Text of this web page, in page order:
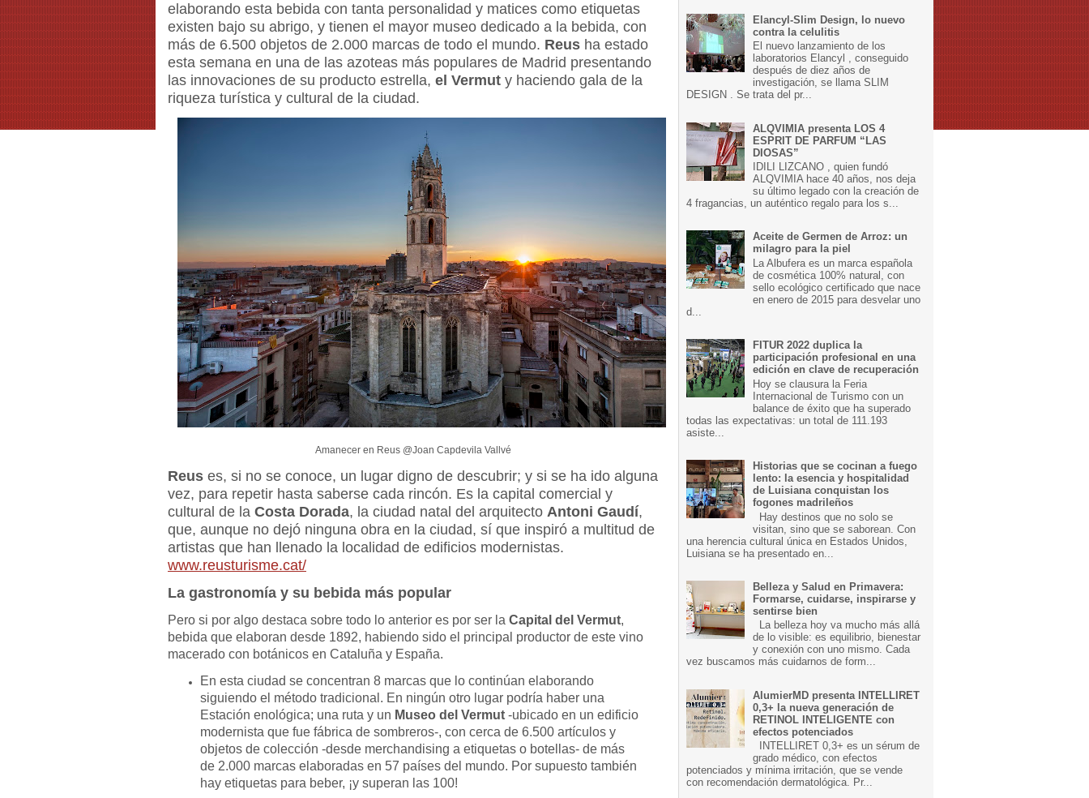
elaborando esta bebida con tanta personalidad y matices como etiquetas
existen bajo su abrigo, y tienen el mayor museo dedicado a la bebida, con
más de 6.500 objetos de 2.000 marcas de todo el mundo. Reus ha estado
esta semana en una de las azoteas más populares de Madrid presentando
las innovaciones de su producto estrella, el Vermut y haciendo gala de la
riqueza turística y cultural de la ciudad.
Amanecer en Reus @Joan Capdevila Vallvé
Reus es, si no se conoce, un lugar digno de descubrir; y si se ha ido alguna
vez, para repetir hasta saberse cada rincón. Es la capital comercial y
cultural de la Costa Dorada, la ciudad natal del arquitecto Antoni Gaudí,
que, aunque no dejó ninguna obra en la ciudad, sí que inspiró a multitud de
artistas que han llenado la localidad de edificios modernistas.
www.reusturisme.cat/
La gastronomía y su bebida más popular
Pero si por algo destaca sobre todo lo anterior es por ser la Capital del Vermut,
bebida que elaboran desde 1892, habiendo sido el principal productor de este vino
macerado con botánicos en Cataluña y España.
En esta ciudad se concentran 8 marcas que lo continúan elaborando
siguiendo el método tradicional. En ningún otro lugar podría haber una
Estación enológica; una ruta y un Museo del Vermut -ubicado en un edificio
modernista que fue fábrica de sombreros-, con cerca de 6.500 artículos y
objetos de colección -desde merchandising a etiquetas o botellas- de más
de 2.000 marcas elaboradas en 57 países del mundo. Por supuesto también
hay etiquetas para beber, ¡y superan las 100!
Elancyl-Slim Design, lo nuevo
contra la celulitis
El nuevo lanzamiento de los
laboratorios Elancyl , conseguido
después de diez años de
investigación, se llama SLIM
DESIGN . Se trata del pr...
ALQVIMIA presenta LOS 4
ESPRIT DE PARFUM “LAS
DIOSAS”
IDILI LIZCANO , quien fundó
ALQVIMIA hace 40 años, nos deja
su último legado con la creación de
4 fragancias, un auténtico regalo para los s...
Aceite de Germen de Arroz: un
milagro para la piel
La Albufera es un marca española
de cosmética 100% natural, con
sello ecológico certificado que nace
en enero de 2015 para desvelar uno
d...
FITUR 2022 duplica la
participación profesional en una
edición en clave de recuperación
Hoy se clausura la Feria
Internacional de Turismo con un
balance de éxito que ha superado
todas las expectativas: un total de 111.193
asiste...
Historias que se cocinan a fuego
lento: la esencia y hospitalidad
de Luisiana conquistan los
fogones madrileños
Hay destinos que no solo se
visitan, sino que se saborean. Con
una herencia cultural única en Estados Unidos,
Luisiana se ha presentado en...
Belleza y Salud en Primavera:
Formarse, cuidarse, inspirarse y
sentirse bien
La belleza hoy va mucho más allá
de lo visible: es equilibrio, bienestar
y conexión con uno mismo. Cada
vez buscamos más cuidarnos de form...
AlumierMD presenta INTELLIRET
0,3+ la nueva generación de
RETINOL INTELIGENTE con
efectos potenciados
INTELLIRET 0,3+ es un sérum de
grado médico, con efectos
potenciados y mínima irritación, que se vende
con recomendación dermatológica. Pr...